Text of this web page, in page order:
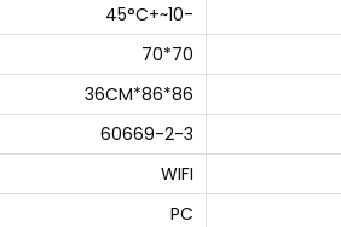
-10~+45°C
70*70
86*86*36CM
60669-2-3
WIFI
PC